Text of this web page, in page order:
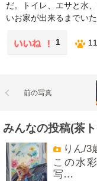
だ。トイレ、エサと水
いお家が出来るまでい
1
前の写真
みんなの投稿(茶
りん/3
この水
写…